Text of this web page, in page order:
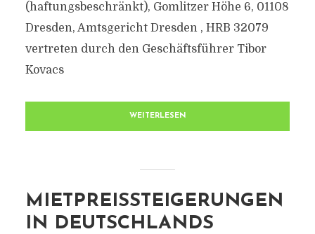
(haftungsbeschränkt), Gomlitzer Höhe 6, 01108
Dresden, Amtsgericht Dresden , HRB 32079
vertreten durch den Geschäftsführer Tibor
Kovacs
WEITERLESEN
MIETPREISSTEIGERUNGEN
IN DEUTSCHLANDS